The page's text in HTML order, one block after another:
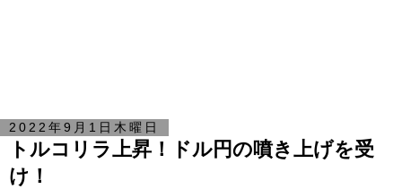
2022年9月1日木曜日
トルコリラ上昇！ドル円の噴き上げを受
け！